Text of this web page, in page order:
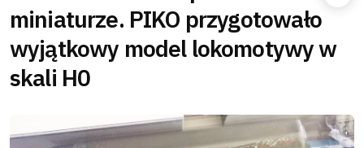
miniaturze. PIKO przygotowało
wyjątkowy model lokomotywy w
skali H0